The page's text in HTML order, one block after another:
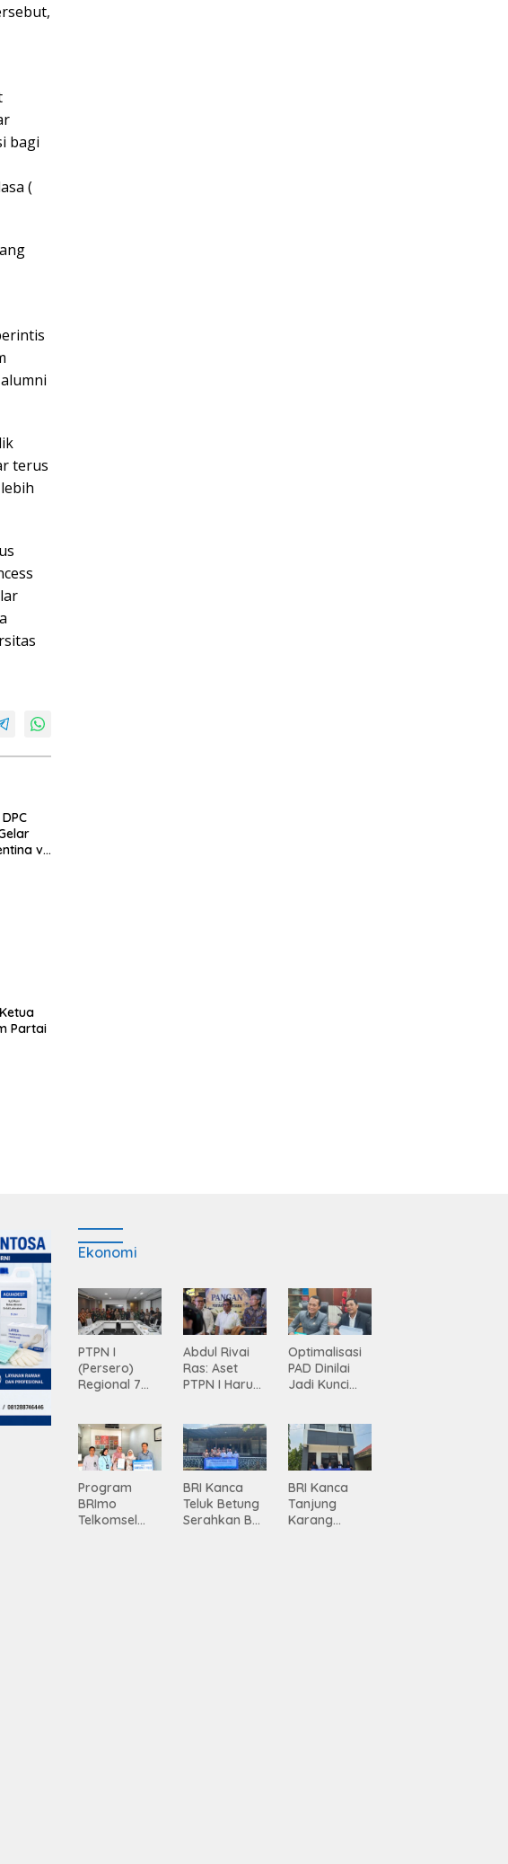
bagi
(
terus
vs
Partai
Ekonomi
PTPN I
(Persero)
Regional 7
Pengamanan
Aset dari
Holding
Abdul Rivai
Ras: Aset
PTPN I Harus
Optimalisasi
PAD Dinilai
Jadi Kunci
n
Infrastruktur
Lampung
Program
BRImo
Telkomsel
BRI Kanca
Teluk Betung
Serahkan BRI
BRI Kanca
Tanjung
Karang